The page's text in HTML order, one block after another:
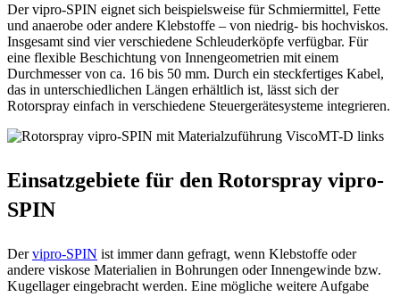
Der vipro-SPIN eignet sich beispielsweise für Schmiermittel, Fette
und anaerobe oder andere Klebstoffe – von niedrig- bis hochviskos.
Insgesamt sind vier verschiedene Schleuderköpfe verfügbar. Für
eine flexible Beschichtung von Innengeometrien mit einem
Durchmesser von ca. 16 bis 50 mm. Durch ein steckfertiges Kabel,
das in unterschiedlichen Längen erhältlich ist, lässt sich der
Rotorspray einfach in verschiedene Steuergerätesysteme integrieren.
Einsatzgebiete für den Rotorspray vipro-
SPIN
Dervipro-SPIN ist immer dann gefragt, wenn Klebstoffe oder
andere viskose Materialien in Bohrungen oder Innengewinde bzw.
Kugellager eingebracht werden. Eine mögliche weitere Aufgabe